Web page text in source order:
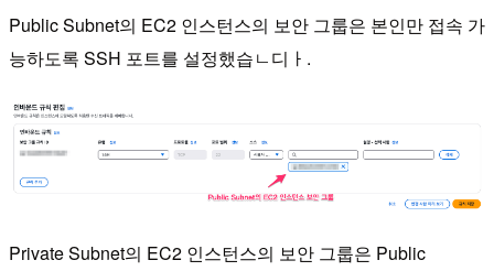
Public Subnet의 EC2 인스턴스의 보안 그룹은 본인만 접속 가
능하도록 SSH 포트를 설정했습ㄴ디ㅏ.
Private Subnet의 EC2 인스턴스의 보안 그룹은 Public